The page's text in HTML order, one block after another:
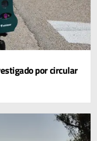
por circular